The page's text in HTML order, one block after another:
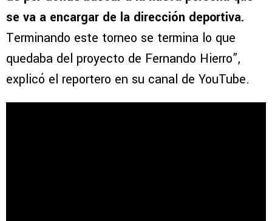
se va a encargar de la dirección deportiva.
Terminando este torneo se termina lo que
quedaba del proyecto de Fernando Hierro”,
explicó el reportero en su canal de YouTube.